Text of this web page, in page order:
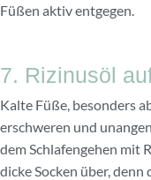
Füßen aktiv entgegen.
7. Rizinusöl
Kalte Füße, besonders
erschweren und
dem Schlafengehen mit
dicke Socken über,